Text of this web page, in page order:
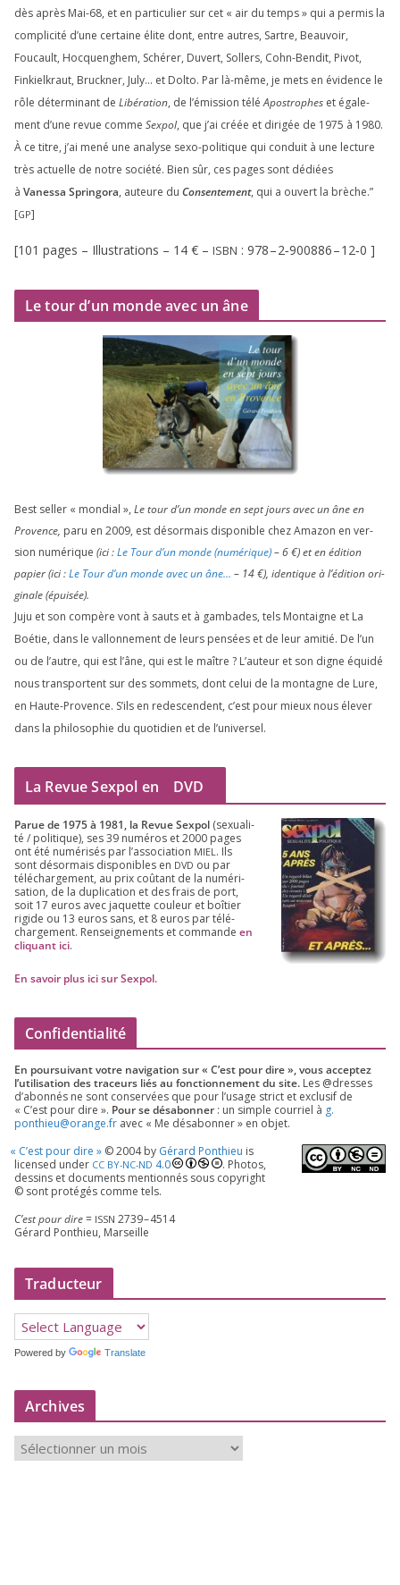
dès après Mai-68, et en par­ti­cu­lier sur cet « air du temps » qui a per­mis la
com­pli­ci­té d’une cer­taine élite dont, entre autres, Sartre, Beauvoir,
Foucault, Hocquenghem, Schérer, Duvert, Sollers, Cohn-Bendit, Pivot,
Finkielkraut, Bruckner, July… et Dolto. Par là-même, je mets en évi­dence le
rôle déter­mi­nant de Libération, de l’émission téléApostrophes et éga­le­
ment d’une revue comme Sexpol, que j’ai créée et diri­gée de 1975 à 1980.
À ce titre, j’ai mené une ana­lyse sexo-poli­tique qui conduit à une lec­ture
très actuelle de notre socié­té. Bien sûr, ces pages sont dédiées
à Vanessa Springora, auteure du Consentement, qui a ouvert la brèche.”
[GP]
[101 pages – Illustrations – 14 € – ISBN : 978–2‑900886–12‑0 ]
Le tour d’un monde avec un âne
Best sel­ler « mon­dial », Le tour d’un monde en sept jours avec un âne en
Provence, paru en 2009, est désor­mais dis­po­nible chez Amazon en ver­
sion numé­rique (ici :Le Tour d’un monde (numé­rique)–6€) et en édi­tion
papier (ici :Le Tour d’un monde avec un âne… – 14€), iden­tique à l’é­di­tion ori­
gi­nale (épui­sée).
Juju et son com­père vont à sauts et à gam­bades, tels Montaigne et La
Boétie, dans le val­lon­ne­ment de leurs pen­sées et de leur ami­tié. De l’un
ou de l’autre, qui est l’âne, qui est le maître ? L’auteur et son digne équi­dé
nous trans­portent sur des som­mets, dont celui de la mon­tagne de Lure,
en Haute-Provence. S’ils en redes­cendent, c’est pour mieux nous éle­ver
dans la phi­lo­so­phie du quo­ti­dien et de l’universel.
La Revue Sexpol en DVD
Parue de 1975à 1981, la Revue Sex­pol (sexua­li­
té /​ poli­tique), ses39 numé­ros et2000 pages
ont été numé­ri­sés par l’as­so­cia­tion MIEL . Ils
sont désor­mais dis­po­nibles en DVD ou par
télé­char­ge­ment, au prix coû­tant de la numé­ri­
sa­tion, de la dupli­ca­tion et des frais de port,
soit 17 euros avec jaquette cou­leur et boî­tier
rigide ou 13 euros sans, et 8 euros par télé­
char­ge­ment. Ren­sei­gne­ments et com­mande en
cli­quant ici.
En savoir plus ici sur Sexpol.
Confidentialité
En pour­sui­vant votre navi­ga­tion sur « C’est pour dire », vous accep­tez
l’utilisation des tra­ceurs liés au fonc­tion­ne­ment du site. Les @dresses
d’a­bon­nés ne sont conser­vées que pour l’u­sage strict et exclu­sif de
« C’est pour dire ». Pour se désa­bon­ner : un simple cour­riel à g.​
ponthieu@​orange.​fr avec « Me désa­bon­ner » en objet.
« C’est pour dire » ©2004by Gérard Ponthieu is
licen­sed under CC BY-NC-ND 4.0
. Photos,
des­sins et docu­ments men­tion­nés sous copy­right
© sont pro­té­gés comme tels.
C’est pour dire= ISSN 2739–4514
Gérard Ponthieu, Marseille
Traducteur
Powered by Translate
Archives
r